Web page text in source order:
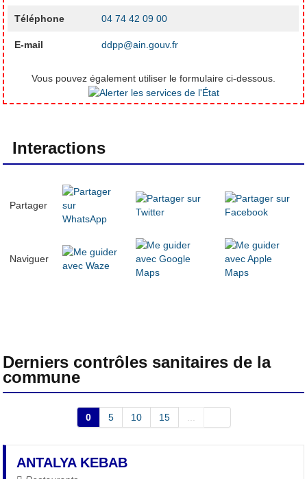
Téléphone 04 74 42 09 00
E-mail ddpp@ain.gouv.fr
Vous pouvez également utiliser le formulaire ci-dessous.
Interactions
Partager
Naviguer
Derniers contrôles sanitaires de la
commune
0 5 10 15
ANTALYA KEBAB